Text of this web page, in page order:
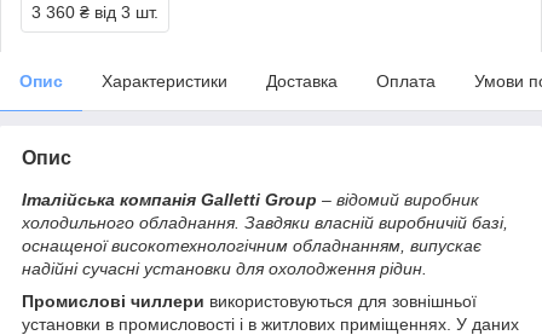
3 360 ₴ від 3 шт.
Опис Характеристики Доставка Оплата Умови
Опис
Італійська компанія Galletti Group – відомий виробник
холодильного обладнання. Завдяки власній виробничій базі,
оснащеної високотехнологічним обладнанням, випускає
надійні сучасні установки для охолодження рідин.
Промислові чиллери використовуються для зовнішньої
установки в промисловості і в житлових приміщеннях. У даних